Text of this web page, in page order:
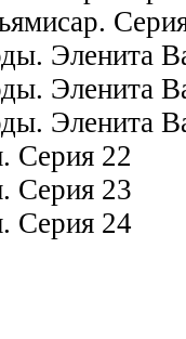
Эленита
Эленита
Эленита
Серия 22
Серия 23
Серия 24